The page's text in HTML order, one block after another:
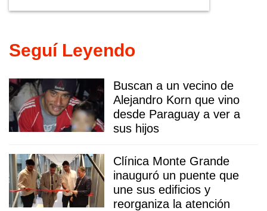
Seguí Leyendo
Buscan a un vecino de
Alejandro Korn que vino
desde Paraguay a ver a
sus hijos
Clínica Monte Grande
inauguró un puente que
une sus edificios y
reorganiza la atención